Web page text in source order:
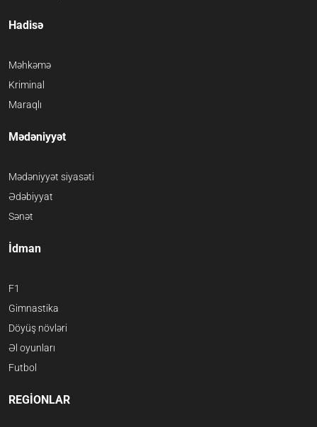
Hadisə
Məhkəmə
Kriminal
Maraqlı
Mədəniyyət
Mədəniyyət siyasəti
Ədəbiyyat
Sənət
İdman
F1
Gimnastika
Döyüş növləri
Əl oyunları
Futbol
REGİONLAR